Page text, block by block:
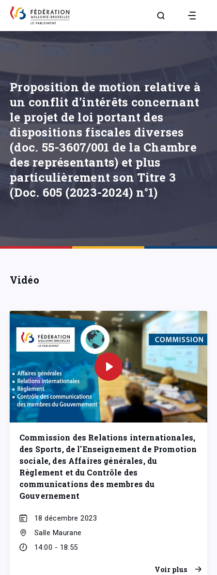
Aller à la page
Proposition de motion relative à
un conflit d'intérêts concernant
le projet de loi portant des
dispositions fiscales diverses
(doc. 55-3607/001 de la Chambre
des représentants) et plus
particulièrement son Titre 3
(Doc. 605 (2023-2024) n°1)
Vidéo
Commission des Relations internationales,
des Sports, de l'Enseignement de Promotion
sociale, des Affaires générales, du
Règlement et du Contrôle des
communications des membres du
Gouvernement
18 décembre 2023
Salle Maurane
14:00 - 18:55
Voir plus